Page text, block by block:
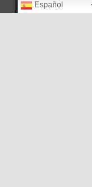
Español